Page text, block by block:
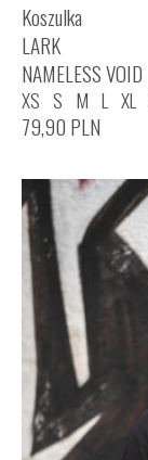
Koszulka
LARK
NAMELESS VOID
XS S M L XL
79,90 PLN